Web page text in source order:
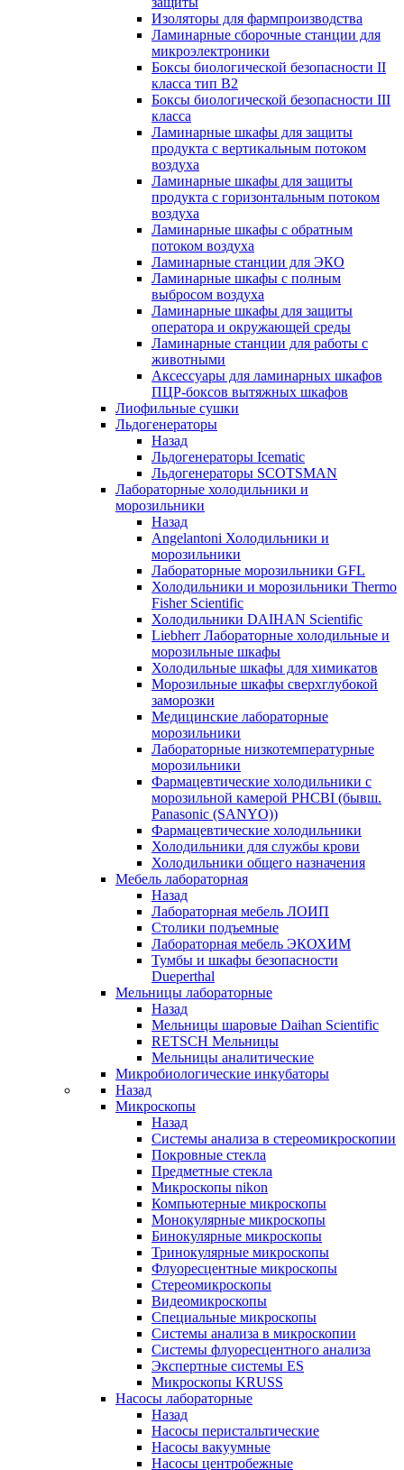
Изоляторы для фармпроизводства
Ламинарные сборочные станции для
микроэлектроники
Боксы биологической безопасности II
класса тип B2
Боксы биологической безопасности III
класса
Ламинарные шкафы для защиты
продукта с вертикальным потоком
воздуха
Ламинарные шкафы для защиты
продукта с горизонтальным потоком
воздуха
Ламинарные шкафы с обратным
потоком воздуха
Ламинарные станции для ЭКО
Ламинарные шкафы с полным
выбросом воздуха
Ламинарные шкафы для защиты
оператора и окружающей среды
Ламинарные станции для работы с
животными
Аксессуары для ламинарных шкафов
ПЦР-боксов вытяжных шкафов
Лиофильные сушки
Льдогенераторы
Назад
Льдогенераторы Icematic
Льдогенераторы SCOTSMAN
Лабораторные холодильники и
морозильники
Назад
Angelantoni Холодильники и
морозильники
Лабораторные морозильники GFL
Холодильники и морозильники Thermo
Fisher Scientific
Холодильники DAIHAN Scientific
Liebherr Лабораторные холодильные и
морозильные шкафы
Холодильные шкафы для химикатов
Морозильные шкафы сверхглубокой
заморозки
Медицинские лабораторные
морозильники
Лабораторные низкотемпературные
морозильники
Фармацевтические холодильники с
морозильной камерой PHCBI (бывш.
Panasonic (SANYO))
Фармацевтические холодильники
Холодильники для службы крови
Холодильники общего назначения
Мебель лабораторная
Назад
Лабораторная мебель ЛОИП
Столики подъемные
Лабораторная мебель ЭКОХИМ
Тумбы и шкафы безопасности
Dueperthal
Мельницы лабораторные
Назад
Мельницы шаровые Daihan Scientific
RETSCH Мельницы
Мельницы аналитические
Микробиологические инкубаторы
Назад
Микроскопы
Назад
Системы анализа в стереомикроскопии
Покровные стекла
Предметные стекла
Микроскопы nikon
Компьютерные микроскопы
Монокулярные микроскопы
Бинокулярные микроскопы
Тринокулярные микроскопы
Флуоресцентные микроскопы
Стереомикроскопы
Видеомикроскопы
Специальные микроскопы
Системы анализа в микроскопии
Системы флуоресцентного анализа
Экспертные системы ES
Микроскопы KRUSS
Насосы лабораторные
Назад
Насосы перистальтические
Насосы вакуумные
Насосы центробежные